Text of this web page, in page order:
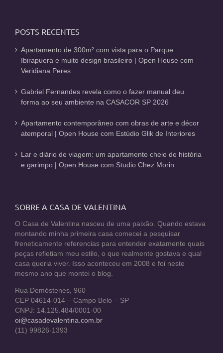
POSTS RECENTES
Apartamento de 300m² com vista para o Parque
Ibirapuera e muito design brasileiro | Open House com
Veridiana Peres
Gabriel Fernandes revela como o fazer manual deu
forma ao seu ambiente na CASACOR SP 2026
Apartamento contemporâneo com obras de arte e décor
atemporal | Open House com Estúdio Glik de Interiores
Lar e diário de viagem: um apartamento cheio de história
e garimpo | Open House com Studio Chez Morin
SOBRE A CASA DE VALENTINA
O Casa de Valentina nasceu de uma paixão. Quando estava
montando minha primeira casa comecei a pesquisar
freneticamente referencias para entender exatamente quais
peças refletiam meu estilo, o que realmente gostava e qual
casa queria viver. Isso aconteceu em 2008 e foi neste
mesmo ano que montei o blog.
Rua Demóstenes, 960
CEP 04614-014 – Campo Belo – SP
CNPJ: 14.125.484/0001-00
oi@casadevalentina.com.br
(11) 99826-1393